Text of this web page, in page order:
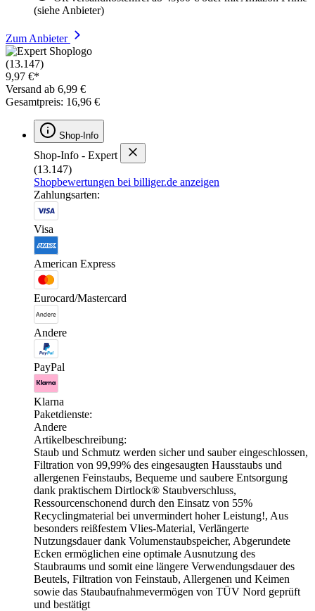
(siehe Anbieter)
Zum Anbieter
(13.147)
9,97 €*
Versand ab 6,99 €
Gesamtpreis: 16,96 €
Shop-Info
Shop-Info - Expert
(13.147)
Shopbewertungen bei billiger.de anzeigen
Zahlungsarten:
Visa
American Express
Eurocard/Mastercard
Andere
PayPal
Klarna
Paketdienste:
Andere
Artikelbeschreibung:
Staub und Schmutz werden sicher und sauber eingeschlossen,
Filtration von 99,99% des eingesaugten Hausstaubs und
allergenen Feinstaubs, Bequeme und saubere Entsorgung
dank praktischem Dirtlock® Staubverschluss,
Ressourcenschonend durch den Einsatz von 55%
Recyclingmaterial bei unvermindert hoher Leistung!, Aus
besonders reißfestem Vlies-Material, Verlängerte
Nutzungsdauer dank Volumenstaubspeicher, Abgerundete
Ecken ermöglichen eine optimale Ausnutzung des
Staubraums und somit eine längere Verwendungsdauer des
Beutels, Filtration von Feinstaub, Allergenen und Keimen
sowie das Staubaufnahmevermögen von TÜV Nord geprüft
und bestätigt